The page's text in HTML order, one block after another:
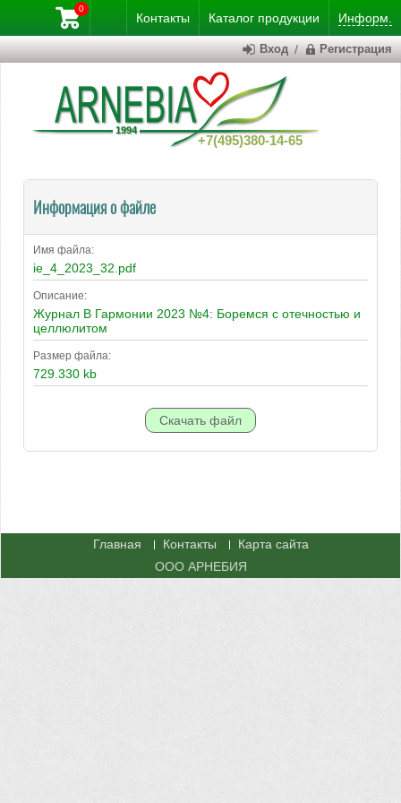
Контакты Каталог продукции Информ.
+7(495)380-14-65
0
Вход / Регистрация
Информация о файле
Имя файла:
ie_4_2023_32.pdf
Описание:
Журнал В Гармонии 2023 №4: Боремся с отечностью и
целлюлитом
Размер файла:
729.330 kb
Главная Контакты
Карта сайта
ООО АРНЕБИЯ